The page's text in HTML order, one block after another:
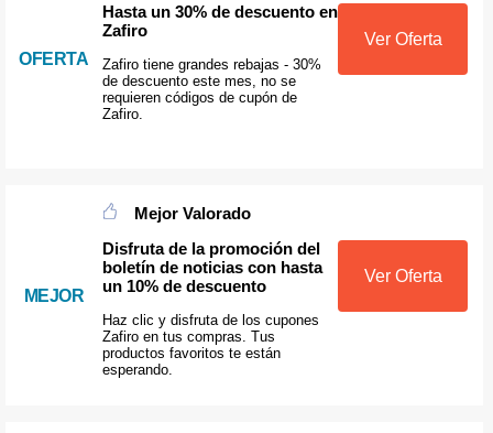
OFERTA
Hasta un 30% de descuento en
Zafiro
Zafiro tiene grandes rebajas - 30%
de descuento este mes, no se
requieren códigos de cupón de
Zafiro.
Ver Oferta
MEJOR
Mejor Valorado
Disfruta de la promoción del
boletín de noticias con hasta
un 10% de descuento
Haz clic y disfruta de los cupones
Zafiro en tus compras. Tus
productos favoritos te están
esperando.
Ver Oferta